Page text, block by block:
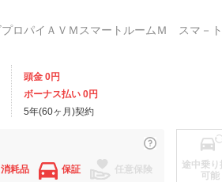
頭金 0円
ボーナス払い 0円
5年(60ヶ月)契約
消耗品 保証 任意保険
途中乗り
可能